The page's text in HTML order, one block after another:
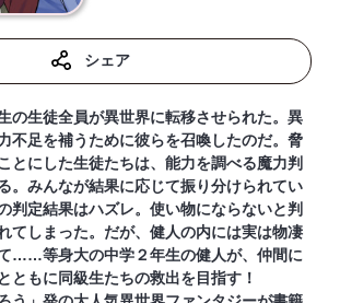
シェア
の生徒全員が異世界に転移させられた。異
不足を補うために彼らを召喚したのだ。脅
とにした生徒たちは、能力を調べる魔力判
。みんなが結果に応じて振り分けられてい
判定結果はハズレ。使い物にならないと判
てしまった。だが、健人の内には実は物凄
……等身大の中学２年生の健人が、仲間に
ともに同級生たちの救出を目指す！